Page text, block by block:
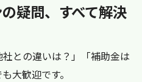
疑問、すべて解決
社との違いは？」「補助金は
大歓迎です。